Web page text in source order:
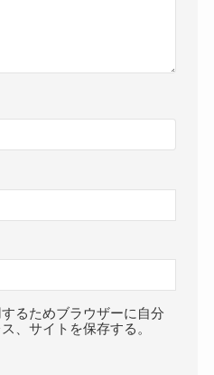
るためブラウザーに自分
、サイトを保存する。